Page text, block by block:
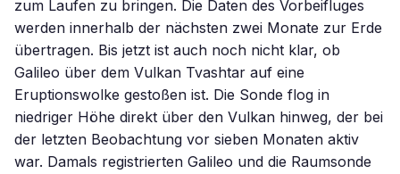
zum Laufen zu bringen. Die Daten des Vorbeifluges
werden innerhalb der nächsten zwei Monate zur Erde
übertragen. Bis jetzt ist auch noch nicht klar, ob
Galileo über dem Vulkan Tvashtar auf eine
Eruptionswolke gestoßen ist. Die Sonde flog in
niedriger Höhe direkt über den Vulkan hinweg, der bei
der letzten Beobachtung vor sieben Monaten aktiv
war. Damals registrierten Galileo und die Raumsonde